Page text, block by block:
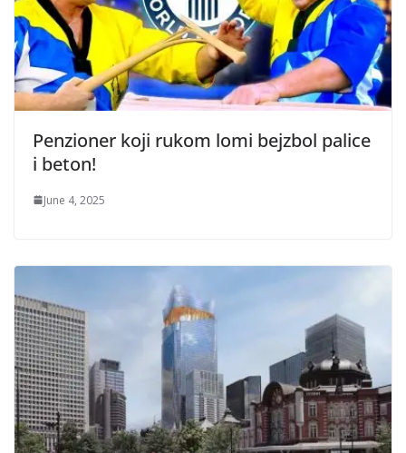
Penzioner koji rukom lomi bejzbol palice
i beton!
June 4, 2025